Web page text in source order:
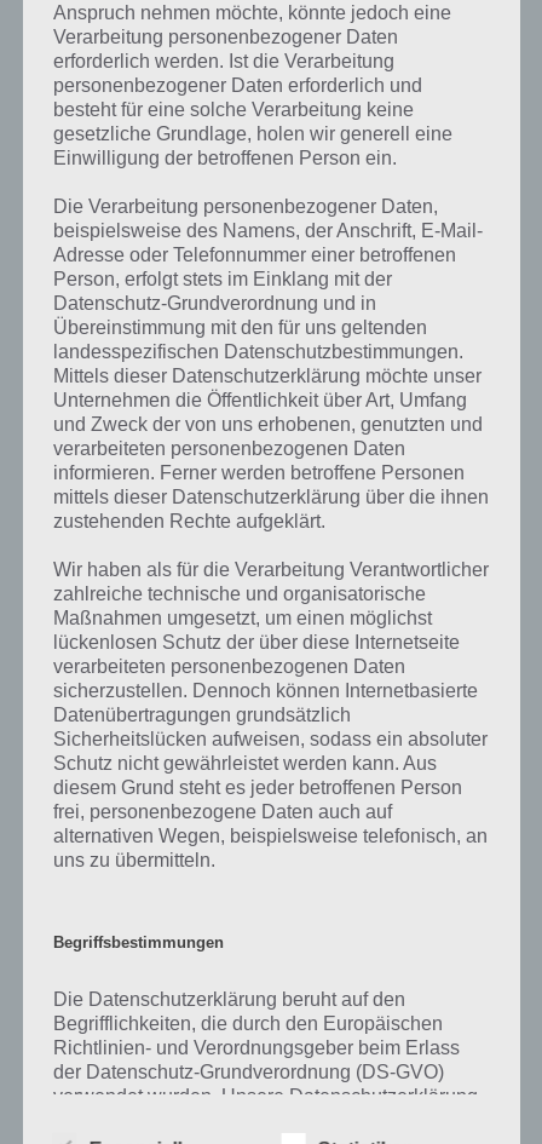
Kurze Begriffserklärung zur Lösung Giftig
Giftig ist die Lösung für das tägliche Bonus Rätsel am 21.3.2024 in 4
gibt es dazu zu wissen? Passt das Wort auch zu Welt der Pflanzen?
Zu bestimmten Lösungen präsentieren wir daher auch immer eine
kurze Begriffserklärung!
Zu Giftig haben wir zunächst keine weiteren Informationen parat!
Auf WhatsApp teilen Teilen auf Facebook
Tweet auf Twitter
Anspruch nehmen möchte, könnte jedoch eine
Verarbeitung personenbezogener Daten
erforderlich werden. Ist die Verarbeitung
personenbezogener Daten erforderlich und
besteht für eine solche Verarbeitung keine
gesetzliche Grundlage, holen wir generell eine
Einwilligung der betroffenen Person ein.
Die Verarbeitung personenbezogener Daten,
beispielsweise des Namens, der Anschrift, E-Mail-
Adresse oder Telefonnummer einer betroffenen
Person, erfolgt stets im Einklang mit der
Datenschutz-Grundverordnung und in
Übereinstimmung mit den für uns geltenden
landesspezifischen Datenschutzbestimmungen.
Mittels dieser Datenschutzerklärung möchte unser
Unternehmen die Öffentlichkeit über Art, Umfang
und Zweck der von uns erhobenen, genutzten und
verarbeiteten personenbezogenen Daten
informieren. Ferner werden betroffene Personen
mittels dieser Datenschutzerklärung über die ihnen
zustehenden Rechte aufgeklärt.
Wir haben als für die Verarbeitung Verantwortlicher
zahlreiche technische und organisatorische
Maßnahmen umgesetzt, um einen möglichst
lückenlosen Schutz der über diese Internetseite
verarbeiteten personenbezogenen Daten
sicherzustellen. Dennoch können Internetbasierte
Datenübertragungen grundsätzlich
Sicherheitslücken aufweisen, sodass ein absoluter
Schutz nicht gewährleistet werden kann. Aus
diesem Grund steht es jeder betroffenen Person
frei, personenbezogene Daten auch auf
alternativen Wegen, beispielsweise telefonisch, an
uns zu übermitteln.
Begriffsbestimmungen
Die Datenschutzerklärung beruht auf den
Begrifflichkeiten, die durch den Europäischen
Richtlinien- und Verordnungsgeber beim Erlass
der Datenschutz-Grundverordnung (DS-GVO)
verwendet wurden. Unsere Datenschutzerklärung